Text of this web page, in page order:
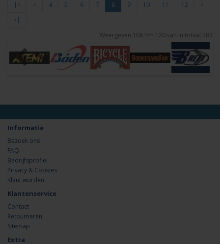
|< < 4 5 6 7 8 9 10 11 12
>
>|
Weergeven 106 t/m 120 van in totaal 283
Informatie
Bezoek ons
FAQ
Bedrijfsprofiel
Privacy & Cookies
Klant worden
Klantenservice
Contact
Retourneren
Sitemap
Extra